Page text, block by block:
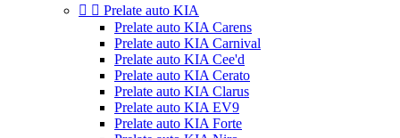
  Prelate auto KIA
Prelate auto KIA Carens
Prelate auto KIA Carnival
Prelate auto KIA Cee'd
Prelate auto KIA Cerato
Prelate auto KIA Clarus
Prelate auto KIA EV9
Prelate auto KIA Forte